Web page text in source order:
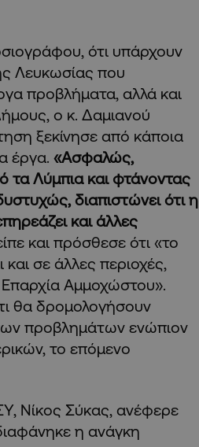
ότι υπάρχουν
Λευκωσίας που
προβλήματα, αλλά και
ο κ. Δαμιανού
ξεκίνησε από κάποια
έργα. «Ασφαλώς,
τα Λύμπια και φτάνοντας
διαπιστώνει ότι η
και άλλες
και πρόσθεσε ότι «το
σε άλλες περιοχές,
Αμμοχώστου».
θα δρομολογήσουν
προβλημάτων ενώπιον
το επόμενο
Νίκος Σύκας, ανέφερε
η ανάγκη